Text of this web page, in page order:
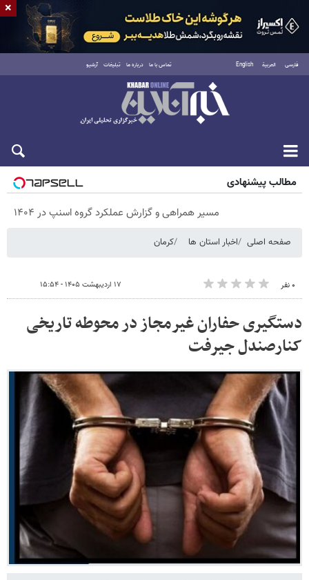
فارسی العربية English تماس با ما درباره ما تبلیغات آرشیو
شنبه ۱۷ مرداد ۱۴۰۵
مطالب پیشنهادی
مسیر همراهی و گزارش عملکرد گروه اسنپ در ۱۴۰۴
صفحه اصلی اخبار استان ها کرمان
۰ نفر ۱۷ اردیبهشت ۱۴۰۵ - ۱۵:۵۴
دستگیری حفاران غیرمجاز در محوطه تاریخی
کنارصندل جیرفت
×